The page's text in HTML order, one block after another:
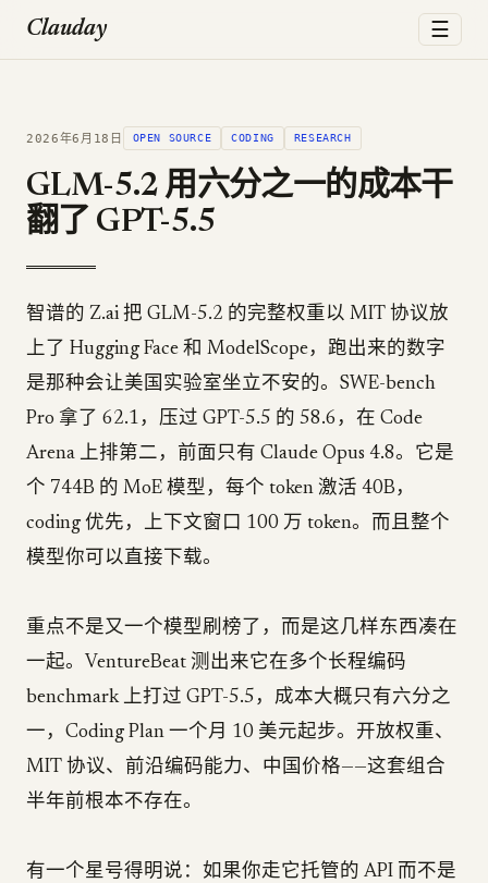
Clauday ☰
2026年6月18日 OPEN SOURCE CODING RESEARCH
GLM-5.2 用六分之一的成本干
翻了 GPT-5.5
智谱的 Z.ai 把 GLM-5.2 的完整权重以 MIT 协议放
上了 Hugging Face 和 ModelScope，跑出来的数字
是那种会让美国实验室坐立不安的。SWE-bench
Pro 拿了 62.1，压过 GPT-5.5 的 58.6，在 Code
Arena 上排第二，前面只有 Claude Opus 4.8。它是
个 744B 的 MoE 模型，每个 token 激活 40B，
coding 优先，上下文窗口 100 万 token。而且整个
模型你可以直接下载。
重点不是又一个模型刷榜了，而是这几样东西凑在
一起。VentureBeat 测出来它在多个长程编码
benchmark 上打过 GPT-5.5，成本大概只有六分之
一，Coding Plan 一个月 10 美元起步。开放权重、
MIT 协议、前沿编码能力、中国价格——这套组合
半年前根本不存在。
有一个星号得明说：如果你走它托管的 API 而不是